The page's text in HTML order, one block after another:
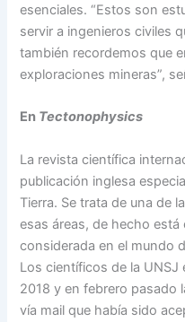
esenciales. “Estos son
servir a ingenieros civiles
también recordemos que
exploraciones mineras”,
En Tectonophysics
La revista científica
publicación inglesa
Tierra. Se trata de una de
esas áreas, de hecho
considerada en el mundo
Los científicos de la
2018 y en febrero pasado
vía mail que había sido